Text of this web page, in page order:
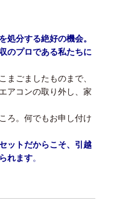
処分する絶好の機会。
のプロである私たちに
まごましたものまで、
アコンの取り外し、家
ろ。何でもお申し付け
ットだからこそ、引越
れます。